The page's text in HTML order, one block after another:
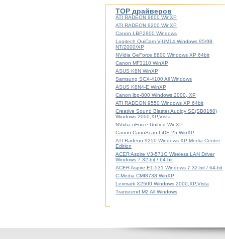
TOP драйверов
ATI RADEON 9600 WinXP
ATI RADEON 9200 WinXP
Canon LBP2900 Windows
Logitech QuiCam V-UM14 Windows 95/98,
NT/2000/XP
NVidia GeForce 8800 Windows XP 64bit
Canon MF3110 WinXP
ASUS K8N WinXP
Samsung SCX-4100 All Windows
ASUS K8N4-E WinXP
Canon lbp-800 Windows 2000, XP
ATI RADEON 9550 Windows XP 64bit
Creative Sound Blaster Audigy SE(SB0160)
Windows 2000,XP,Vista
NVidia nForce Unified WinXP
Canon CanoScan LiDE 25 WinXP
ATI Radeon 9250 Windows XP Media Center
Edition
ACER Aspire V3-571G Wireless LAN Driver
Windows 7 32-bit / 64-bit
ACER Aspire E1-531 Windows 7 32-bit / 64-bit
C-Media CMI8738 WinXP
Lexmark X2500 Windows 2000,XP,Vista
Transcend M2 All Windows